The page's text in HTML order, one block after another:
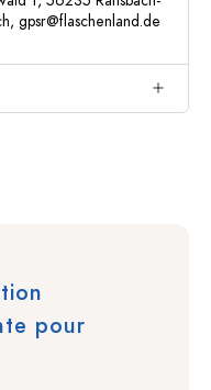
gpsr@flaschenland.de
pour